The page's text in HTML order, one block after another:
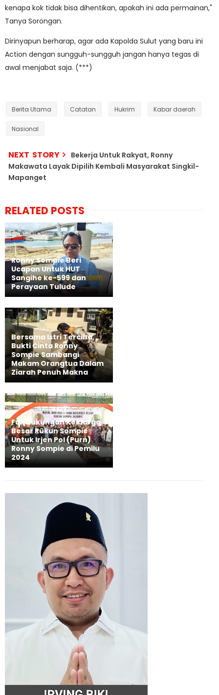
kenapa kok tidak bisa dihentikan, apakah ini ada permainan,"
Tanya Sorongan.
Dirinyapun berharap, agar ada Kapolda Sulut yang baru ini
Action dengan sungguh-sungguh jangan hanya tegas di
awal menjabat saja. (***)
Berita Utama Catatan Hukrim Kabar daerah
Nasional
NEXT STORY
Bekerja Untuk Rakyat, Ronny
Makawata Layak Dipilih Kembali Masyarakat Singkil-
Mapanget
RELATED POSTS
Ronny Sompie Beri
Ucapan Untuk HUT
Sangihe ke-599 dan
Perayaan Tulude
Bersama Istri Tercina,
Bukti Cinta Ronny
Sompie Sambangi
Makam Orangtua Dalam
Ziarah Penuh Makna
Full Dukungan Keluarga
Besar Rukun Sompie
Untuk Irjen Pol (Purn)
Ronny Sompie di Pemilu
2024